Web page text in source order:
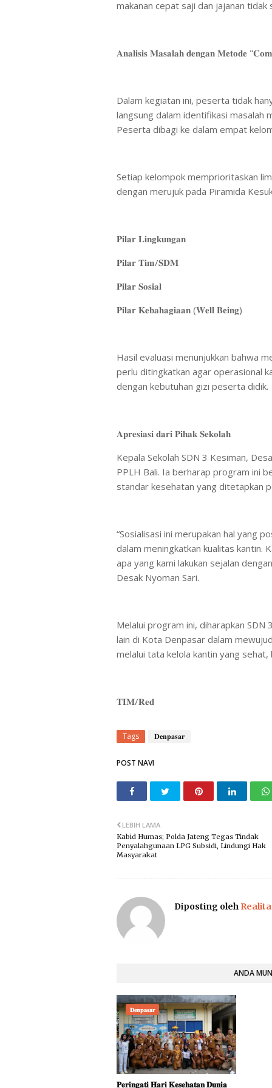
makanan cepat saji dan jajanan
​𝐀𝐧𝐚𝐥𝐢𝐬𝐢𝐬 𝐌𝐚𝐬𝐚𝐥𝐚𝐡 𝐝𝐞𝐧𝐠𝐚𝐧 𝐌𝐞𝐭𝐨𝐝𝐞
​Dalam kegiatan ini, peserta tidak
langsung dalam identifikasi masalah
Peserta dibagi ke dalam empat
​Setiap kelompok memprioritaskan
dengan merujuk pada Piramida
​𝐏𝐢𝐥𝐚𝐫 𝐋𝐢𝐧𝐠𝐤𝐮𝐧𝐠𝐚𝐧
​𝐏𝐢𝐥𝐚𝐫 𝐓𝐢𝐦/𝐒𝐃𝐌
​𝐏𝐢𝐥𝐚𝐫 𝐒𝐨𝐬𝐢𝐚𝐥
​𝐏𝐢𝐥𝐚𝐫 𝐊𝐞𝐛𝐚𝐡𝐚𝐠𝐢𝐚𝐚𝐧 (𝐖𝐞𝐥𝐥 𝐁𝐞𝐢𝐧𝐠)
​Hasil evaluasi menunjukkan bahwa
perlu ditingkatkan agar operasional
dengan kebutuhan gizi peserta didik.
​𝐀𝐩𝐫𝐞𝐬𝐢𝐚𝐬𝐢 𝐝𝐚𝐫𝐢 𝐏𝐢𝐡𝐚𝐤 𝐒𝐞𝐤𝐨𝐥𝐚𝐡
​Kepala Sekolah SDN 3 Kesiman,
PPLH Bali. Ia berharap program ini
standar kesehatan yang ditetapkan
​“Sosialisasi ini merupakan hal yang
dalam meningkatkan kualitas kantin.
apa yang kami lakukan sejalan
Desak Nyoman Sari.
​Melalui program ini, diharapkan
lain di Kota Denpasar dalam
melalui tata kelola kantin yang
𝐓𝐈𝐌/𝐑𝐞𝐝
Tags 𝐃𝐞𝐧𝐩𝐚𝐬𝐚𝐫
POST NAVI
LEBIH LAMA
Kabid Humas; Polda Jateng Tegas Tindak
Penyalahgunaan LPG Subsidi, Lindungi Hak
Masyarakat
Diposting oleh Realita
ANDA
𝐃𝐞𝐧𝐩𝐚𝐬𝐚𝐫
​𝐏𝐞𝐫𝐢𝐧𝐠𝐚𝐭𝐢 𝐇𝐚𝐫𝐢 𝐊𝐞𝐬𝐞𝐡𝐚𝐭𝐚𝐧 𝐃𝐮𝐧𝐢𝐚